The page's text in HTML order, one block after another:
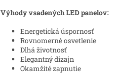
Výhody vsadených LED panelov:
Energetická úspornosť
Rovnomerné osvetlenie
Dlhá životnosť
Elegantný dizajn
Okamžité zapnutie